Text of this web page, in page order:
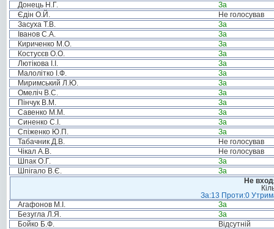
Донець Н.Г.
За
Єдін О.Й.
Не голосував
Засуха Т.В.
За
Іванов С.А.
За
Кириченко М.О.
За
Костусєв О.О.
За
Лютікова І.І.
За
Малолітко І.Ф.
За
Миримський Л.Ю.
За
Омеліч В.С.
За
Пінчук В.М.
За
Савенко М.М.
За
Синенко С.І.
За
Спіженко Ю.П.
За
Табачник Д.В.
Не голосував
Чікал А.В.
Не голосував
Шпак О.Г.
За
Шпігало В.Є.
За
Не
За:13 Проти:0
Агафонов М.І.
За
Безугла Л.Я.
За
Бойко Б.Ф.
Відсутній